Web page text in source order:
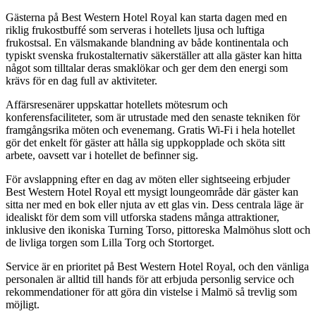
Gästerna på Best Western Hotel Royal kan starta dagen med en
riklig frukostbuffé som serveras i hotellets ljusa och luftiga
frukostsal. En välsmakande blandning av både kontinentala och
typiskt svenska frukostalternativ säkerställer att alla gäster kan hitta
något som tilltalar deras smaklökar och ger dem den energi som
krävs för en dag full av aktiviteter.
Affärsresenärer uppskattar hotellets mötesrum och
konferensfaciliteter, som är utrustade med den senaste tekniken för
framgångsrika möten och evenemang. Gratis Wi-Fi i hela hotellet
gör det enkelt för gäster att hålla sig uppkopplade och sköta sitt
arbete, oavsett var i hotellet de befinner sig.
För avslappning efter en dag av möten eller sightseeing erbjuder
Best Western Hotel Royal ett mysigt loungeområde där gäster kan
sitta ner med en bok eller njuta av ett glas vin. Dess centrala läge är
idealiskt för dem som vill utforska stadens många attraktioner,
inklusive den ikoniska Turning Torso, pittoreska Malmöhus slott och
de livliga torgen som Lilla Torg och Stortorget.
Service är en prioritet på Best Western Hotel Royal, och den vänliga
personalen är alltid till hands för att erbjuda personlig service och
rekommendationer för att göra din vistelse i Malmö så trevlig som
möjligt.